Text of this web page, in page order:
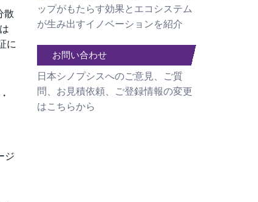
散
に
ジ
ップがもたらす効果とエコシステム
が生み出すイノベーションを紹介
お問い合わせ
日本シノプシスへのご意見、ご質
問、お見積依頼、ご登録情報の変更
はこちらから